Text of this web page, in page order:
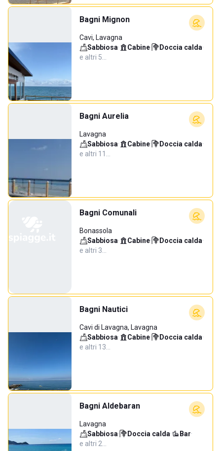
Bagni Mignon
Cavi, Lavagna
Sabbiosa· Cabine· Doccia calda·
e altri 5…
Bagni Aurelia
Lavagna
Sabbiosa· Cabine· Doccia calda·
e altri 11…
Bagni Comunali
Bonassola
Sabbiosa· Cabine· Doccia calda·
e altri 3…
Bagni Nautici
Cavi di Lavagna, Lavagna
Sabbiosa· Cabine· Doccia calda·
e altri 13…
Bagni Aldebaran
Lavagna
Sabbiosa· Doccia calda· Bar·
e altri 2…